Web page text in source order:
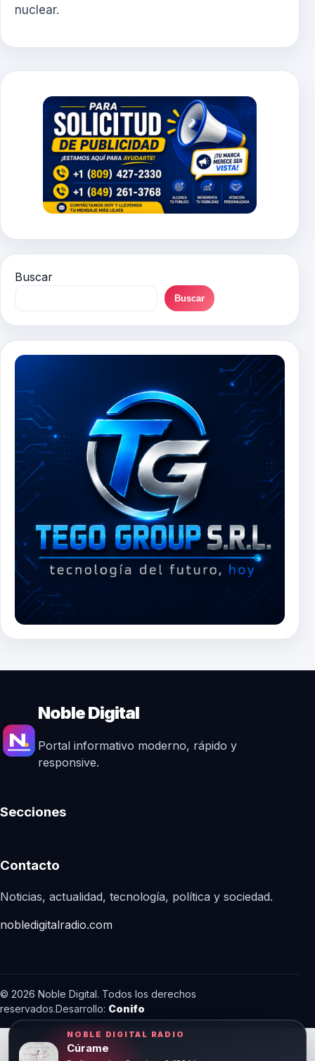
nuclear.
Buscar
Buscar
Noble Digital
Portal informativo moderno, rápido y
responsive.
Secciones
Contacto
Noticias, actualidad, tecnología, política y sociedad.
nobledigitalradio.com
© 2026 Noble Digital. Todos los derechos
reservados.Desarrollo: Conifo
NOBLE DIGITAL RADIO
Cúrame